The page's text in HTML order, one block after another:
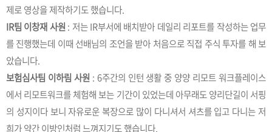
제로 영상을 제작하기도 했습니다.
IR팀 이창재 사원 : 저는 IR부서에 배치받아 데일리 리포트를 작성하는 업무
를 진행했는데 이때 선배님의 조언을 받아 처음으로 직접 주식 투자를 해 보
았습니다.
보험심사팀 이하림 사원 : 6주간의 인턴 생활 중 양양 리모트 워크플레이스
에서 리모트워크를 체험해 보는 기간이 있었는데 아무래도 양리단길이 서핑
의 성지이다 보니 자유로운 복장으로 많이 다니셔서 셔츠를 입고 다니는 저
희가 약간 이방인처럼 느껴지기도 했습니다.